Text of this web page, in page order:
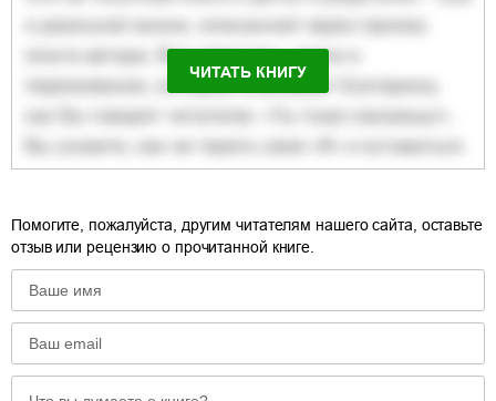
ЧИТАТЬ КНИГУ
Помогите, пожалуйста, другим читателям нашего сайта, оставьте
отзыв или рецензию о прочитанной книге.